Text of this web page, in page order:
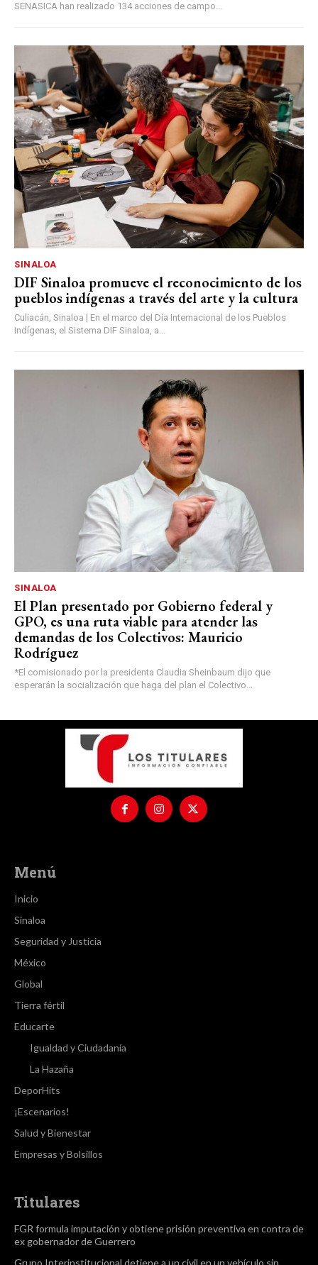
SENASICA han realizado 134 acciones de campo...
SINALOA
DIF Sinaloa promueve el reconocimiento de los
pueblos indígenas a través del arte y la cultura
Culiacán, Sinaloa | En el marco del Día Internacional de los Pueblos
Indígenas, el Sistema DIF Sinaloa, a...
SINALOA
El Plan presentado por Gobierno federal y
GPO, es una ruta viable para atender las
demandas de los Colectivos: Mauricio
Rodríguez
*El comisionado por la presidenta Claudia Sheinbaum dijo que
esperarán la socialización que haga del plan el Colectivo...
Menú
Inicio
Sinaloa
Seguridad y Justicia
México
Global
Tierra fértil
Educarte
Igualdad y Ciudadanía
La Hazaña
DeporHits
¡Escenarios!
Salud y Bienestar
Empresas y Bolsillos
Titulares
FGR formula imputación y obtiene prisión preventiva en contra de
ex gobernador de Guerrero